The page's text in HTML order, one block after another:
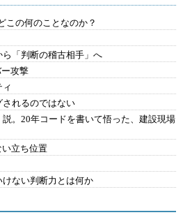
この何のことなのか？
「判断の稽古相手」へ
攻撃
されるのではない
説。20年コードを書いて悟った、建設現場
立ち位置
ない判断力とは何か